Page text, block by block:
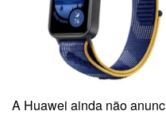
A Huawei ainda não